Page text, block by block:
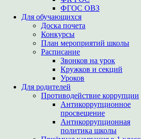
ФГОС ОВЗ
Для обучающихся
Доска почета
Конкурсы
План мероприятий школы
Расписание
Звонков на урок
Кружков и секций
Уроков
Для родителей
Противодействие коррупции
Антикоррупционное
просвещение
Антикоррупционная
политика школы